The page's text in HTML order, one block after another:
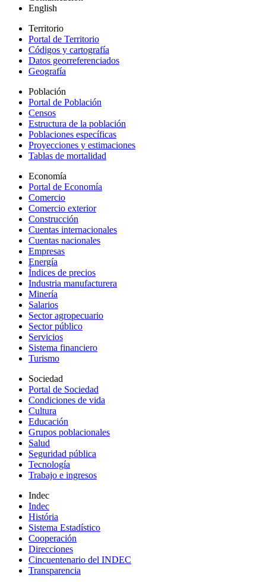
English
Territorio
Portal de Territorio
Códigos y cartografía
Datos georreferenciados
Geografía
Población
Portal de Población
Censos
Estructura de la población
Poblaciones específicas
Proyecciones y estimaciones
Tablas de mortalidad
Economía
Portal de Economía
Comercio
Comercio exterior
Construcción
Cuentas internacionales
Cuentas nacionales
Empresas
Energía
Índices de precios
Industria manufacturera
Minería
Salarios
Sector agropecuario
Sector público
Servicios
Sistema financiero
Turismo
Sociedad
Portal de Sociedad
Condiciones de vida
Cultura
Educación
Grupos poblacionales
Salud
Seguridad pública
Tecnología
Trabajo e ingresos
Indec
Indec
História
Sistema Estadístico
Cooperación
Direcciones
Cincuentenario del INDEC
Transparencia